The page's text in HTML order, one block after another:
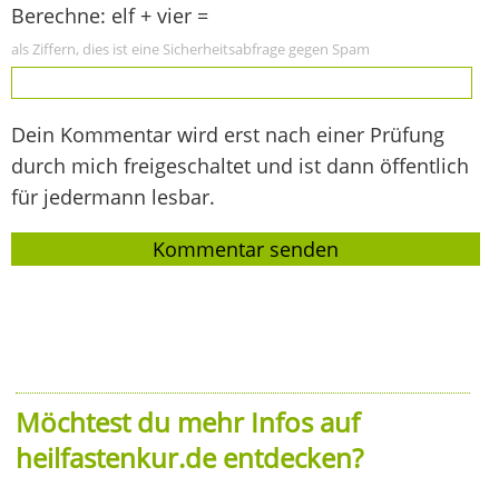
Berechne: elf + vier =
als Ziffern, dies ist eine Sicherheitsabfrage gegen Spam
Dein Kommentar wird erst nach einer Prüfung
durch mich freigeschaltet und ist dann öffentlich
für jedermann lesbar.
Möchtest du mehr Infos auf
heilfastenkur.de entdecken?